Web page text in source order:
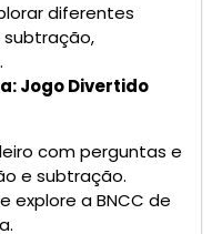
diferentes
Jogo Divertido
com perguntas e
e subtração.
explore a BNCC de